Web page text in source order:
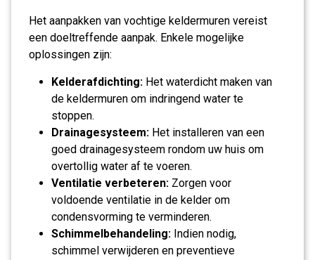
Het aanpakken van vochtige keldermuren vereist
een doeltreffende aanpak. Enkele mogelijke
oplossingen zijn:
Kelderafdichting: Het waterdicht maken van
de keldermuren om indringend water te
stoppen.
Drainagesysteem: Het installeren van een
goed drainagesysteem rondom uw huis om
overtollig water af te voeren.
Ventilatie verbeteren: Zorgen voor
voldoende ventilatie in de kelder om
condensvorming te verminderen.
Schimmelbehandeling: Indien nodig,
schimmel verwijderen en preventieve